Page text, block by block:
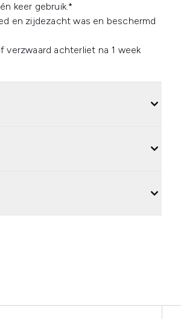
keer gebruik.*
en zijdezacht was en beschermd
achterliet na 1 week